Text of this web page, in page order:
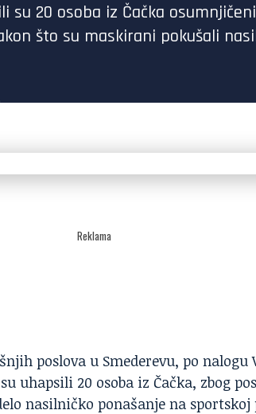
su 20 osoba iz Čačka
što su maskirani pokušali
Reklama
poslova u Smederevu, po nalogu
uhapsili 20 osoba iz Čačka, zbog
nasilničko ponašanje na sportskoj